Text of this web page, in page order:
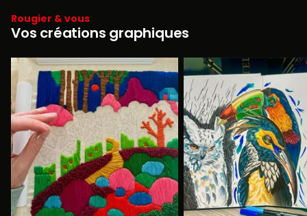
Rougier & vous
Vos créations graphiques